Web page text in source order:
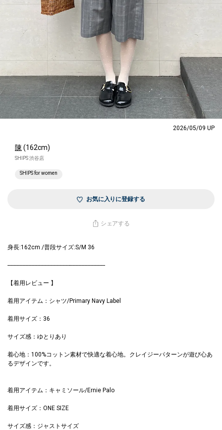
2026/05/09 UP
陳 (162cm)
SHIPS 渋谷店
SHIPS for women
お気に入りに登録する
シェアする
身長:162cm /普段サイズ:S/M 36
------------------------------------------------------------------
【着用レビュー 】
着用アイテム：シャツ/Primary Navy Label
着用サイズ：36
サイズ感：ゆとりあり
着心地：100%コットン素材で快適な着心地。クレイジーパターンが遊び心あ
るデザインです。
着用アイテム：キャミソール/Ernie Palo
着用サイズ：ONE SIZE
サイズ感：ジャストサイズ